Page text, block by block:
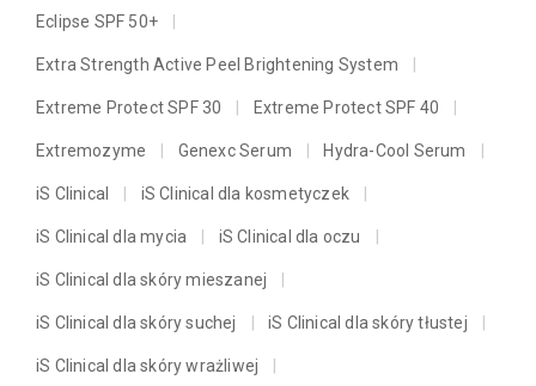
Eclipse SPF 50+
Extra Strength Active Peel Brightening System
Extreme Protect SPF 30 Extreme Protect SPF 40
Extremozyme Genexc Serum Hydra-Cool Serum
iS Clinical iS Clinical dla kosmetyczek
iS Clinical dla mycia iS Clinical dla oczu
iS Clinical dla skóry mieszanej
iS Clinical dla skóry suchej iS Clinical dla skóry tłustej
iS Clinical dla skóry wrażliwej